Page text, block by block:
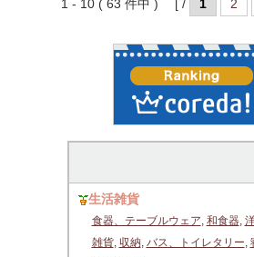
1 - 10 ( 63 件中 ) [ / 1 2
生活雑貨
食器、テーブルウェア, 和食器,
雑貨, 収納, バス、トイレタリー,